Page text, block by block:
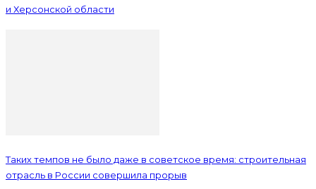
и Херсонской области
Таких темпов не было даже в советское время: строительная
отрасль в России совершила прорыв